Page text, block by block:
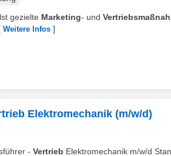
gezielte Marketing- und
Weitere Infos ]
Elektromechanik (m/w/d)
- Vertrieb Elektromechanik m/w/d